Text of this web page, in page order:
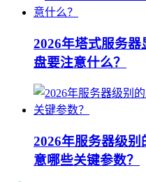
2026年塔式服务
盘要注意什么？
2026年服务器级
意哪些关键参数？